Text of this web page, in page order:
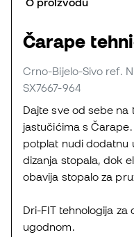
Čarape
Crno-Bijelo-Sivo ref.
SX7667-964
Dajte sve od sebe na
jastučićima s
potplat nudi dodatnu
dizanja stopala, dok
obavija stopalo za
Dri-FIT tehnologija za
ugodnom.